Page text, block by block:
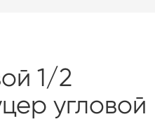
1/2
угловой